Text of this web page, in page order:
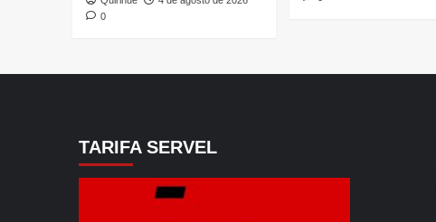
0
TARIFA SERVEL